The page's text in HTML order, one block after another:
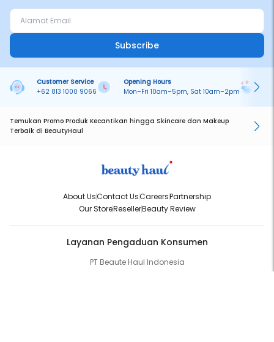
Subscribe
Customer Service
+62 813 1000 9066
Opening Hours
Mon–Fri 10am–5pm, Sat 10am–2pm
Temukan Promo Produk Kecantikan hingga Skincare dan Makeup
Terbaik di BeautyHaul
About UsContact UsCareersPartnership
Our StoreResellerBeauty Review
Layanan Pengaduan Konsumen
PT Beaute Haul Indonesia